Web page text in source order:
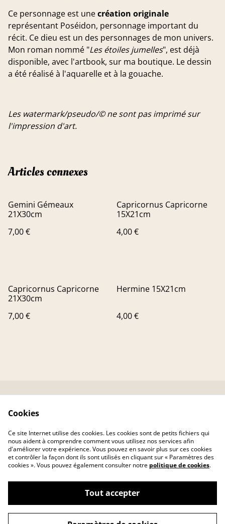
Ce personnage est unecréation originale
représentant Poséidon, personnage important du
récit. Ce dieu est un des personnages de mon univers.
Mon roman nommé "Les étoiles jumelles", est déjà
disponible, avec l'artbook, sur ma boutique. Le dessin
a été réalisé à l'aquarelle et à la gouache.
Les watermark/pseudo/© ne sont pas imprimé sur
l'impression d'art.
Articles connexes
Gemini Gémeaux
21X30cm
7,00 €
Capricornus Capricorne
15X21cm
4,00 €
Capricornus Capricorne
21X30cm
7,00 €
Hermine 15X21cm
4,00 €
confidentialité
Politique de cookies
©2026MAROZEN
Cookies
Ce site Internet utilise des cookies. Les cookies sont de petits fichiers qui
nous aident à comprendre comment vous utilisez nos services afin
d'améliorer votre expérience. Vous pouvez en savoir plus sur ces cookies
et contrôler la façon dont ils sont utilisés en cliquant sur « Paramètres des
cookies ». Vous pouvez également consulter notre politique de cookies.
Tout accepter